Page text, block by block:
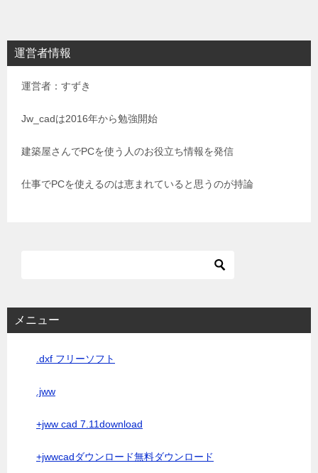
ビ
ゲ
運営者情報
運営者：すずき
Jw_cadは2016年から勉強開始
建築屋さんでPCを使う人のお役立ち情報を発信
仕事でPCを使えるのは恵まれていると思うのが持論
メニュー
.dxf フリーソフト
.jww
+jww cad 7.11download
+jwwcadダウンロード無料ダウンロード